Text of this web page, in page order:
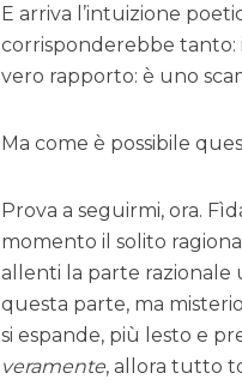
E arriva l’intuizione
corrisponderebbe tanto:
vero rapporto: è uno
Ma come è possibile
Prova a seguirmi, ora.
momento il solito
allenti la parte razionale
questa parte, ma
si espande, più lesto e
veramente, allora tutto